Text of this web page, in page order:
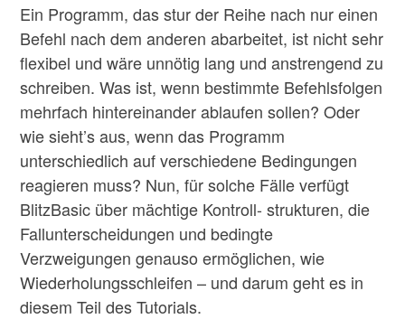
Ein Programm, das stur der Reihe nach nur einen
Befehl nach dem anderen abarbeitet, ist nicht sehr
flexibel und wäre unnötig lang und anstrengend zu
schreiben. Was ist, wenn bestimmte Befehlsfolgen
mehrfach hintereinander ablaufen sollen? Oder
wie sieht’s aus, wenn das Programm
unterschiedlich auf verschiedene Bedingungen
reagieren muss? Nun, für solche Fälle verfügt
BlitzBasic über mächtige Kontroll- strukturen, die
Fallunterscheidungen und bedingte
Verzweigungen genauso ermöglichen, wie
Wiederholungsschleifen – und darum geht es in
diesem Teil des Tutorials.